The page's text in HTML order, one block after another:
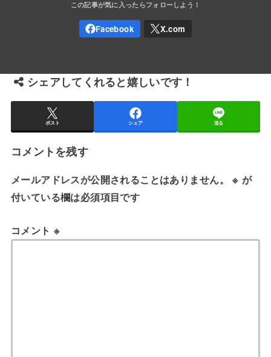
シェアしてくれると嬉しいです！
ポスト シェア 送る
コメントを残す
メールアドレスが公開されることはありません。 ※ が
付いている欄は必須項目です
コメント ※